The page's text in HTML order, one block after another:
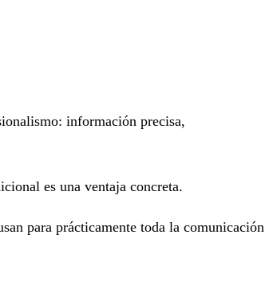
información precisa,
es una ventaja concreta.
para prácticamente toda la comunicación